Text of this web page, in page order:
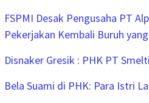
FSPMI Desak Pengusaha PT
Pekerjakan Kembali Buruh
Disnaker Gresik : PHK PT
Bela Suami di PHK: Para Istri